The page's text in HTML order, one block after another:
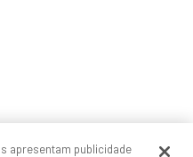
apresentam publicidade